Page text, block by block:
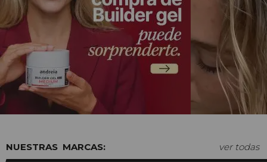
MARCAS: ver todas